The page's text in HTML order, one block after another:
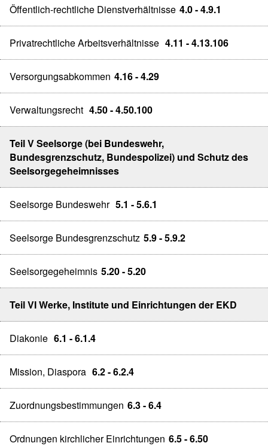
Öffentlich-rechtliche Dienstverhältnisse 4.0 - 4.9.1
Privatrechtliche Arbeitsverhältnisse 4.11 - 4.13.106
Versorgungsabkommen 4.16 - 4.29
Verwaltungsrecht 4.50 - 4.50.100
Teil V Seelsorge (bei Bundeswehr,
Bundesgrenzschutz, Bundespolizei) und Schutz des
Seelsorgegeheimnisses
Seelsorge Bundeswehr 5.1 - 5.6.1
Seelsorge Bundesgrenzschutz 5.9 - 5.9.2
Seelsorgegeheimnis 5.20 - 5.20
Teil VI Werke, Institute und Einrichtungen der EKD
Diakonie 6.1 - 6.1.4
Mission, Diaspora 6.2 - 6.2.4
Zuordnungsbestimmungen 6.3 - 6.4
Ordnungen kirchlicher Einrichtungen 6.5 - 6.50